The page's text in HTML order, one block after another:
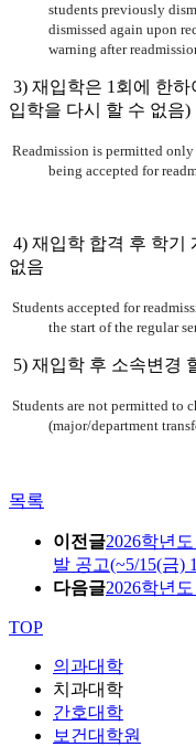
students previously
dismissed again upon
warning after
3) 재입학은 1회에 한
입학을 다시 할 수 없음)
Readmission is permitted
being accepted for
4) 재입학 합격 후 학기
없음
Students accepted for
the start of the regular
5) 재입학 후 소속변경
Students are not permitted to
(major/department
목록
이전글2026학년
발 공고(~5/15(금)
다음글2026학년
TOP
의과대학
치과대학
간호대학
보건대학원